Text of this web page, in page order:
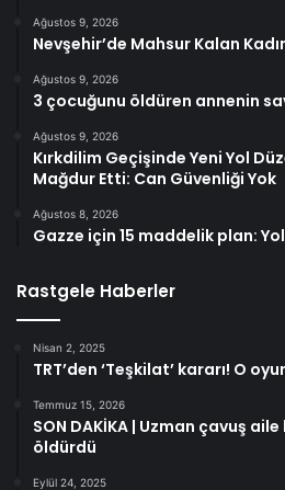
Ağustos 9, 2026
Nevşehir’de Mahsur Kalan
Ağustos 9, 2026
3 çocuğunu öldüren annenin
Ağustos 9, 2026
Kırkdilim Geçişinde Yeni Yol
Mağdur Etti: Can Güvenliği Yok
Ağustos 8, 2026
Gazze için 15 maddelik plan:
Rastgele Haberler
Nisan 2, 2025
TRT’den ‘Teşkilat’ kararı! O
Temmuz 15, 2026
SON DAKİKA | Uzman çavuş
öldürdü
Eylül 24, 2025